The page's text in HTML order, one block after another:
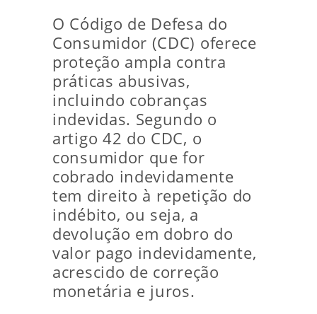
O Código de Defesa do
Consumidor (CDC) oferece
proteção ampla contra
práticas abusivas,
incluindo cobranças
indevidas. Segundo o
artigo 42 do CDC, o
consumidor que for
cobrado indevidamente
tem direito à repetição do
indébito, ou seja, a
devolução em dobro do
valor pago indevidamente,
acrescido de correção
monetária e juros.